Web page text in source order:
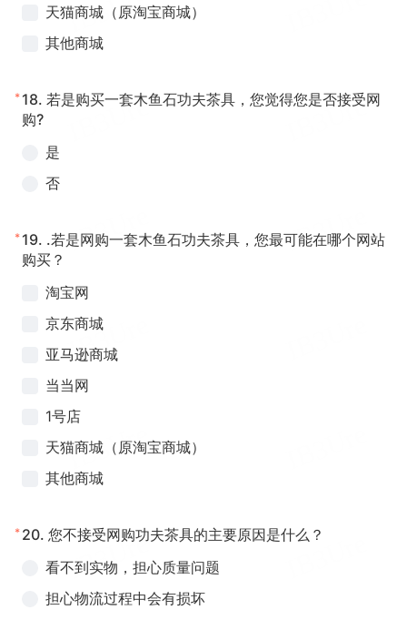
天猫商城（原淘宝商城）
其他商城
* 18. 若是购买一套木鱼石功夫茶具，您觉得您是否接受网
购?
是
否
* 19. .若是网购一套木鱼石功夫茶具，您最可能在哪个网站
购买？
淘宝网
京东商城
亚马逊商城
当当网
1号店
天猫商城（原淘宝商城）
其他商城
* 20. 您不接受网购功夫茶具的主要原因是什么？
看不到实物，担心质量问题
担心物流过程中会有损坏